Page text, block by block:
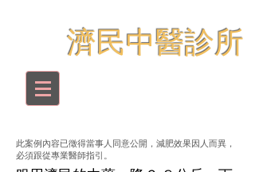
​濟民中醫診所
此案例內容已徵得當事人同意公開，減肥效果因人而異，
必須跟從專業醫師指引。